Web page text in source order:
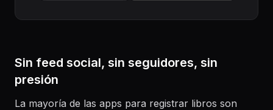
Sin feed social, sin seguidores, sin
presión
La mayoría de las apps para registrar libros son